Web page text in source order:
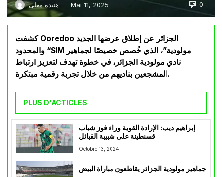
هنيدة معلى — Mai 11, 2025 0
كشفت Ooredoo الجزائر عن إطلاق عرضها الجديد
والمحدود “SIM مولودية”، الذي خُصص خصيصًا لجماهير
نادي مولودية الجزائر، في خطوة تهدف لتعزيز ارتباط
المشجعين بناديهم من خلال تجربة رقمية مبتكرة.
PLUS D'ACTICLES
إبراهيم ديب: الإرادة القوية وراء فوز شباب
قسنطينة على شبيبة القبائل
Octobre 13, 2024
جماهير مولودية الجزائر يقاطعون مباراة البيض